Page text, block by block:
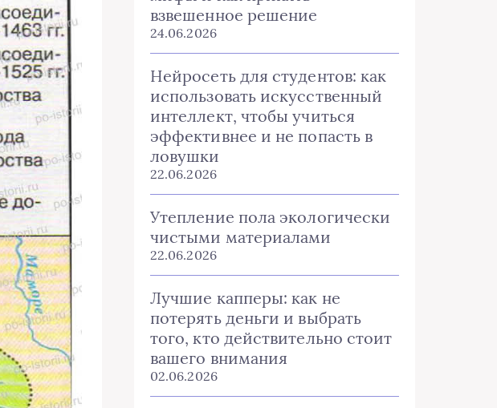
взвешенное решение
24.06.2026
Нейросеть для студентов: как
использовать искусственный
интеллект, чтобы учиться
эффективнее и не попасть в
ловушки
22.06.2026
Утепление пола экологически
чистыми материалами
22.06.2026
Лучшие капперы: как не
потерять деньги и выбрать
того, кто действительно стоит
вашего внимания
02.06.2026